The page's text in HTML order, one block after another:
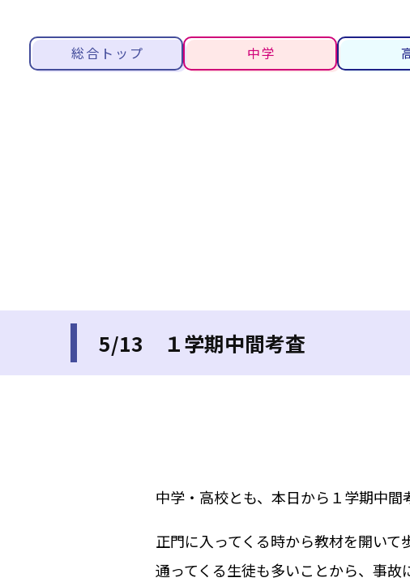
総合トップ 中学
5/13 １学期中間考査
中学・高校とも、本日から１学期中間
正門に入ってくる時から教材を開い
通ってくる生徒も多いことから、事故